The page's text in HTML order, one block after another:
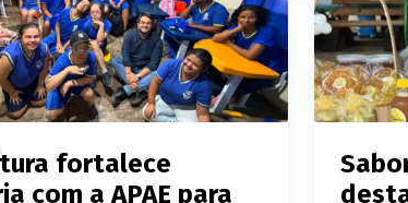
fortalece
com a APAE para